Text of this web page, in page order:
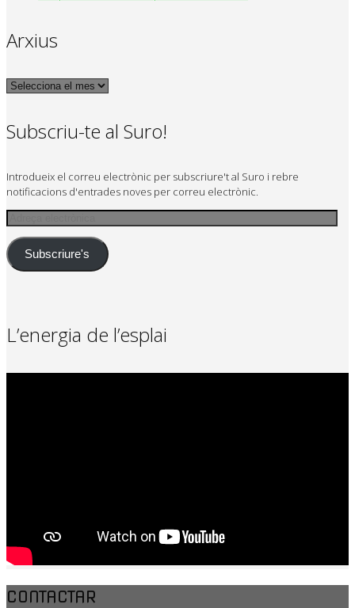
Arxius
Arxius
Subscriu-te al Suro!
Introdueix el correu electrònic per subscriure't al Suro i rebre
notificacions d'entrades noves per correu electrònic.
Subscriure's
L’energia de l’esplai
CONTACTAR